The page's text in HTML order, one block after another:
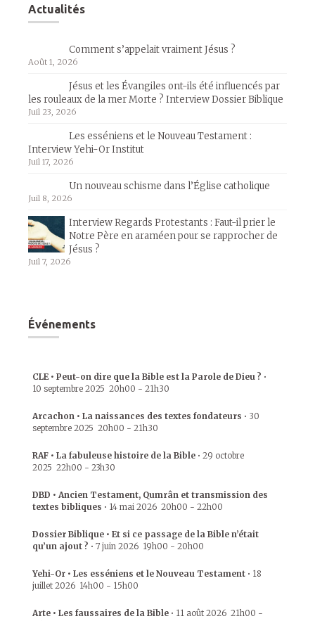
Actualités
Comment s’appelait vraiment Jésus ?
Août 1, 2026
Jésus et les Évangiles ont-ils été influencés par
les rouleaux de la mer Morte ? Interview Dossier Biblique
Juil 23, 2026
Les esséniens et le Nouveau Testament :
Interview Yehi-Or Institut
Juil 17, 2026
Un nouveau schisme dans l’Église catholique
Juil 8, 2026
Interview Regards Protestants : Faut-il prier le
Notre Père en araméen pour se rapprocher de
Jésus ?
Juil 7, 2026
Événements
CLE • Peut-on dire que la Bible est la Parole de Dieu ? •
10 septembre 2025 20h00 - 21h30
Arcachon • La naissances des textes fondateurs • 30
septembre 2025 20h00 - 21h30
RAF • La fabuleuse histoire de la Bible • 29 octobre
2025 22h00 - 23h30
DBD • Ancien Testament, Qumrân et transmission des
textes bibliques • 14 mai 2026 20h00 - 22h00
Dossier Biblique • Et si ce passage de la Bible n’était
qu’un ajout ? • 7 juin 2026 19h00 - 20h00
Yehi-Or • Les esséniens et le Nouveau Testament • 18
juillet 2026 14h00 - 15h00
Arte • Les faussaires de la Bible • 11 août 2026 21h00 -